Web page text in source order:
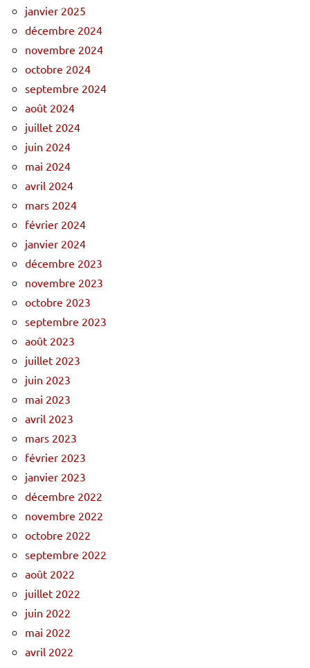
janvier 2025
décembre 2024
novembre 2024
octobre 2024
septembre 2024
août 2024
juillet 2024
juin 2024
mai 2024
avril 2024
mars 2024
février 2024
janvier 2024
décembre 2023
novembre 2023
octobre 2023
septembre 2023
août 2023
juillet 2023
juin 2023
mai 2023
avril 2023
mars 2023
février 2023
janvier 2023
décembre 2022
novembre 2022
octobre 2022
septembre 2022
août 2022
juillet 2022
juin 2022
mai 2022
avril 2022